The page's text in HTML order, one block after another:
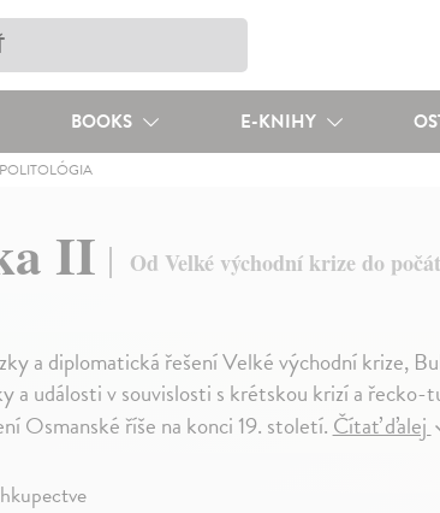
BOOKS E-KNIHY
POLITOLÓGIA
II Od Velké východní krize do
a diplomatická řešení Velké východní krize,
a události v souvislosti s krétskou krizí a řecko-
Osmanské říše na konci 19. století.Čítať ďalej